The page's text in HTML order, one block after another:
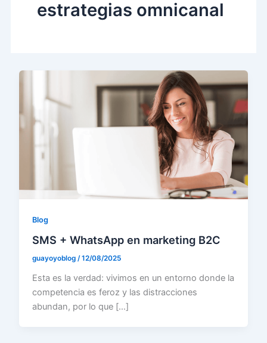
estrategias omnicanal
Blog
SMS + WhatsApp en marketing B2C
guayoyoblog/12/08/2025
Esta es la verdad: vivimos en un entorno donde la
competencia es feroz y las distracciones
abundan, por lo que […]